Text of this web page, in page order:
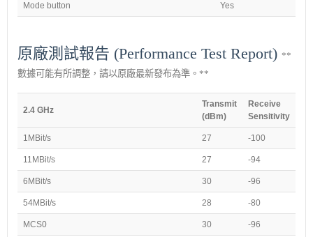
Mode button Yes
原廠測試報告 (Performance Test Report) **
數據可能有所調整，請以原廠最新發布為準。**
2.4 GHz
Transmit
(dBm)
Receive
Sensitivity
1MBit/s 27 -100
11MBit/s 27 -94
6MBit/s 30 -96
54MBit/s 28 -80
MCS0 30 -96